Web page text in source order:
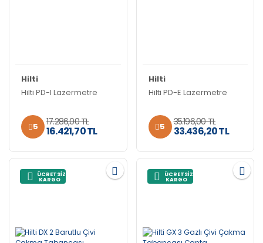
Hilti
Hilti PD-I Lazermetre
5 17.286,00 TL
16.421,70 TL
Hilti
Hilti PD-E Lazermetre
5 35.196,00 TL
33.436,20 TL
ÜCRETSİZ
KARGO
ÜCRETSİZ
KARGO